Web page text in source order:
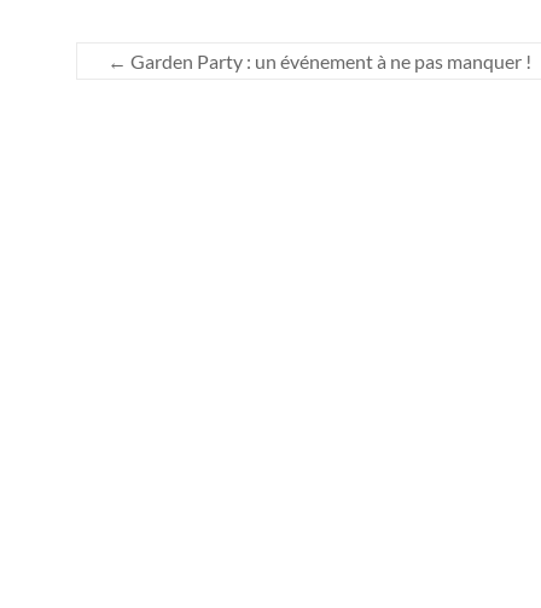
← Garden Party : un événement à ne pas manquer !